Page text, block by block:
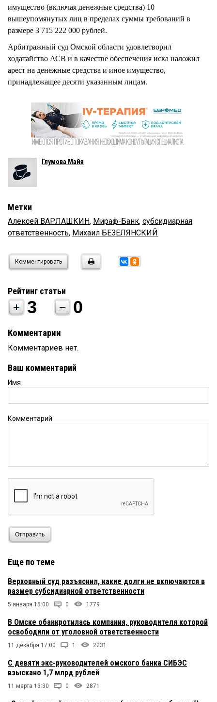
имущество (включая денежные средства) 10
вышеупомянутых лиц в пределах суммы требований в
размере 3 715 222 000 рублей.
Арбитражный суд Омской области удовлетворил
ходатайство АСВ и в качестве обеспечения иска наложил
арест на денежные средства и иное имущество,
принадлежащее десяти указанным лицам.
Глумова Майя
Метки
Алексей ВАРЛАШКИН, Мираф-Банк, субсидиарная
ответственность, Михаил БЕЗЕЛЯНСКИЙ
Комментировать
Рейтинг статьи
3 0
Комментарии
Комментариев нет.
Ваш комментарий
Имя
Комментарий
Отправить
Еще по теме
Верховный суд разъяснил, какие долги не включаются в
размер субсидиарной ответственности
5 января 15:00 0 1779
В Омске обанкротилась компания, руководителя которой
освободили от уголовной ответственности
11 декабря 17:00 1 2231
С девяти экс-руководителей омского банка СИБЭС
взыскано 1,7 млрд рублей
11 марта 13:30 0 2871